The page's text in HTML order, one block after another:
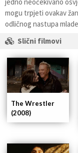
mogu trpjeti ovakav
odličnog nastupa
Slični filmovi
The Wrestler
(2008)